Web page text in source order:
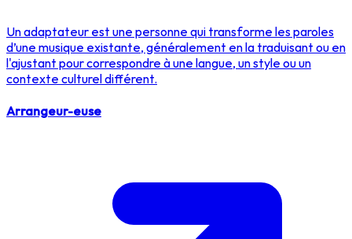
Un adaptateur est une personne qui transforme les paroles
d’une musique existante, généralement en la traduisant ou en
l'ajustant pour correspondre à une langue, un style ou un
contexte culturel différent.
Arrangeur-euse